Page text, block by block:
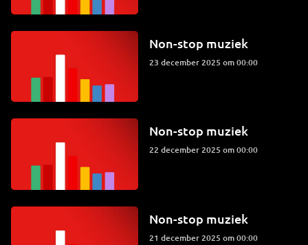
Non-stop muziek
23 december 2025 om 00:00
Non-stop muziek
22 december 2025 om 00:00
Non-stop muziek
21 december 2025 om 00:00